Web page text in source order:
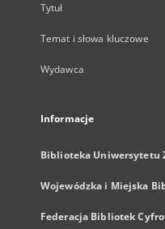
Tytuł
Temat i słowa kluczowe
Wydawca
Informacje
Biblioteka Uniwersytetu
Wojewódzka i Miejska
Federacja Bibliotek